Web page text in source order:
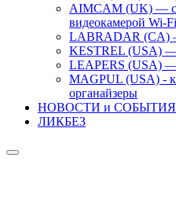
AIMCAM (UK) —
видеокамерой Wi-Fi
LABRADAR (CA)
KESTREL (USA) —
LEAPERS (USA)
MAGPUL (USA) -
органайзеры
НОВОСТИ и СОБЫТИЯ
ЛИКБЕЗ